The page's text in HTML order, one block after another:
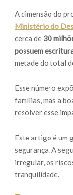
A dimensão do
Ministério do
cerca de 30
possuem
metade do total
Esse número
famílias, mas a
resolver esse
Este artigo é um
segurança. A
irregular, os
tranquilidade.